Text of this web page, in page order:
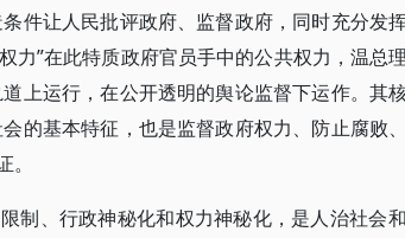
件让人民批评政府、监督政府，同时充分发
力”在此特质政府官员手中的公共权力，温总
上运行，在公开透明的舆论监督下运作。其
的基本特征，也是监督政府权力、防止腐败
制、行政神秘化和权力神秘化，是人治社会